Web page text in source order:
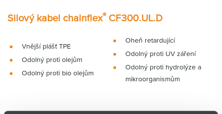
Silový kabel chainflex®CF300.UL.D
Vnější plášť TPE
Odolný proti olejům
Odolný proti bio olejům
Oheň retardující
Odolný proti UV záření
Odolný proti hydrolýze a
mikroorganismům